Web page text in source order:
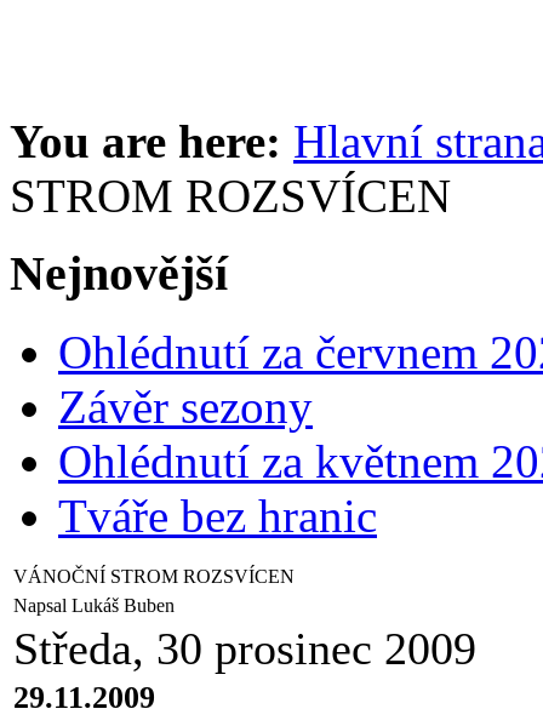
You are here: Hlavní
STROM ROZSVÍCEN
Nejnovější
Ohlédnutí za červnem
Závěr sezony
Ohlédnutí za květnem
Tváře bez hranic
VÁNOČNÍ STROM ROZSVÍCEN
Napsal Lukáš Buben
Středa, 30 prosinec 2009
29.11.2009